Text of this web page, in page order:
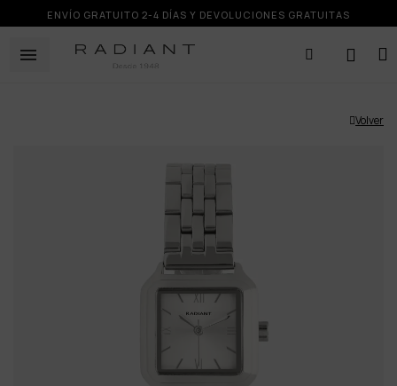
ENVÍO GRATUITO 2-4 DÍAS Y DEVOLUCIONES GRATUITAS
Volver